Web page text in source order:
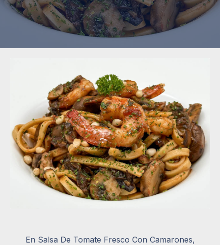
En Salsa De Tomate Fresco Con Camarones,